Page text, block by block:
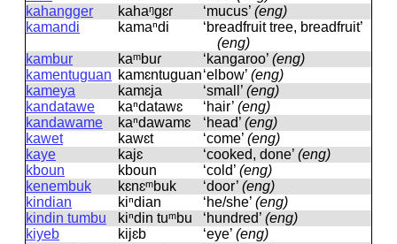
kahangger
kahaᵑɡɛɾ ‘mucus’ (eng)
kamandi
kamaⁿdi
‘breadfruit tree, breadfruit’
(eng)
kambur
kaᵐbuɾ ‘kangaroo’ (eng)
kamentuguan kamɛntuɡuan‘elbow’ (eng)
kameya
kamɛja ‘small’ (eng)
kandatawe
kaⁿdatawɛ ‘hair’ (eng)
kandawame
kaⁿdawamɛ ‘head’ (eng)
kawet
kawɛt ‘come’ (eng)
kaye
kajɛ ‘cooked, done’ (eng)
kboun
kboun ‘cold’ (eng)
kenembuk
kɛnɛᵐbuk ‘door’ (eng)
kindian
kiⁿdian ‘he/she’ (eng)
kindin tumbu
kiⁿdin tuᵐbu ‘hundred’ (eng)
kiyeb
kijɛb ‘eye’ (eng)